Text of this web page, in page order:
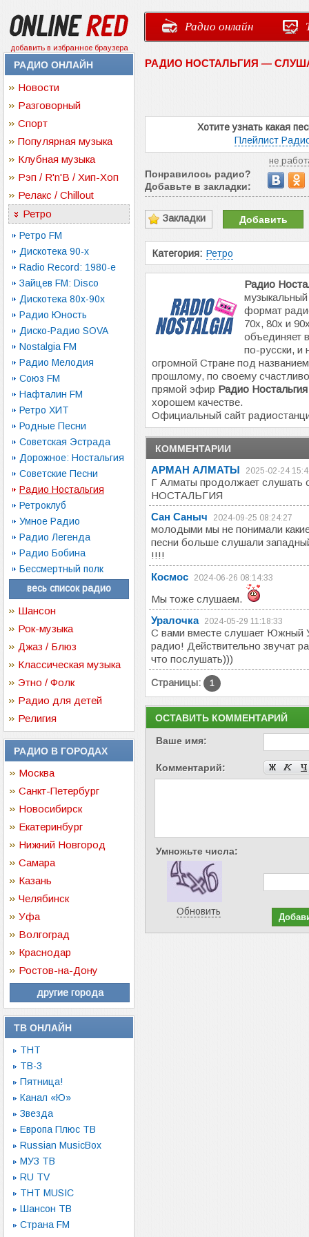
добавить в избранное браузера
Радио онлайн
РАДИО ОНЛАЙН
Новости
Разговорный
Спорт
Популярная музыка
Клубная музыка
Рэп / R'n'B / Хип-Хоп
Релакс / Chillout
Ретро
Ретро FM
Дискотека 90-х
Radio Record: 1980-e
Зайцев FM: Disco
Дискотека 80х-90х
Радио Юность
Диско-Радио SOVA
Nostalgia FM
Радио Мелодия
Союз FM
Нафталин FM
Ретро ХИТ
Родные Песни
Советская Эстрада
Дорожное: Ностальгия
Советские Песни
Радио Ностальгия
Ретроклуб
Умное Радио
Радио Легенда
Радио Бобина
Бессмертный полк
весь список радио
Шансон
Рок-музыка
Джаз / Блюз
Классическая музыка
Этно / Фолк
Радио для детей
Религия
РАДИО В ГОРОДАХ
Москва
Санкт-Петербург
Новосибирск
Екатеринбург
Нижний Новгород
Самара
Казань
Челябинск
Уфа
Волгоград
Краснодар
Ростов-на-Дону
другие города
ТВ ОНЛАЙН
ТНТ
ТВ-3
Пятница!
Канал «Ю»
Звезда
Европа Плюс ТВ
Russian MusicBox
МУЗ ТВ
RU TV
ТНТ MUSIC
Шансон ТВ
Страна FM
РАДИО НОСТАЛЬГИЯ —
Хотите узнать какая
Плейлист
не
Понравилось радио?
Добавьте в закладки:
Закладки Добавить
Категория: Ретро
Радио
формат
70х, 80х и
объединяет
по-русски, и
огромной Стране под
прошлому, по своему
прямой эфир Радио
хорошем качестве.
Официальный сайт
КОММЕНТАРИИ
АРМАН АЛМАТЫ 2025-02-24
Г Алматы продолжает
НОСТАЛЬГИЯ
Сан Саныч
2024-09-25 08:24:27
молодыми мы не понимали
песни больше слушали
!!!!
Космос
2024-06-26 08:14:33
Мы тоже слушаем.
Уралочка
2024-05-29 11:18:33
С вами вместе слушает Южный
радио! Действительно звучат
что послушать)))
Страницы: 1
ОСТАВИТЬ КОММЕНТАРИЙ
Ваше имя:
Комментарий:
Умножьте числа:
Обновить